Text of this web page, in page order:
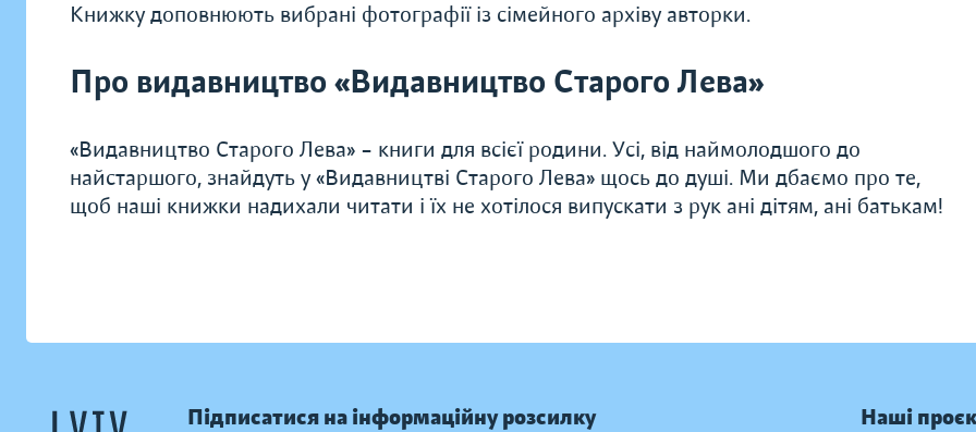
Книжку доповнюють вибрані фотографії із сімейного архіву авторки.
Про видавництво «Видавництво Старого Лева»
«Видавництво Старого Лева» – книги для всієї родини. Усі, від наймолодшого до
найстаршого, знайдуть у «Видавництві Старого Лева» щось до душі. Ми дбаємо про те,
щоб наші книжки надихали читати і їх не хотілося випускати з рук ані дітям, ані батькам!
Підписатися на інформаційну розсилку Наші